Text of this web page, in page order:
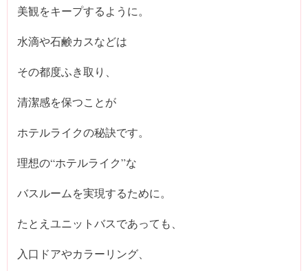
美観をキープするように。
水滴や石鹸カスなどは
その都度ふき取り、
清潔感を保つことが
ホテルライクの秘訣です。
理想の“ホテルライク”な
バスルームを実現するために。
たとえユニットバスであっても、
入口ドアやカラーリング、